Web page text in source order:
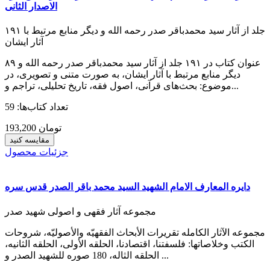
الاصدار الثانی
۱۹۱ جلد از آثار سید محمدباقر صدر رحمه الله و دیگر منابع مرتبط با
آثار ایشان
۸۹ عنوان کتاب در ۱۹۱ جلد از آثار سید محمدباقر صدر رحمه الله و
دیگر منابع مرتبط با آثار ایشان، به صورت متنی و تصویری، در
موضوع: بحث‌های قرآنی، اصول فقه، تاریخ تحلیلی، تراجم و...
تعداد کتاب‌ها: 59
193,200 تومان
مقایسه کنید
جزئیات محصول
دایره المعارف الامام الشهید السید محمد باقر الصدر قدس سره
مجموعه آثار فقهی و اصولی شهید صدر
مجموعه الآثار الکامله تقریرات الأبحاث الفقهیّه والأصولیّه، شروحات
الکتب وخلاصاتها: فلسفتنا، اقتصادنا، الحلقه الأولی، الحلقه الثانیه،
الحلقه الثاله، 180 صوره للشهید الصدر و ...